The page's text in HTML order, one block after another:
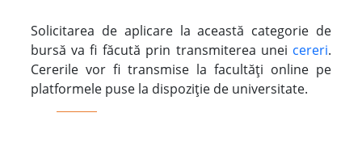
Solicitarea de aplicare la această categorie de
bursă va fi făcută prin transmiterea unei cereri.
Cererile vor fi transmise la facultăți online pe
platformele puse la dispoziție de universitate.